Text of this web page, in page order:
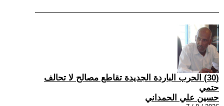
(30) الحرب الباردة الجديدة تقاطع مصالح لا تحالف
حتمي
حسين علي الحمداني